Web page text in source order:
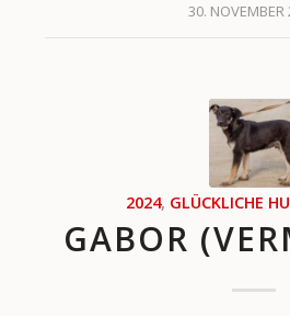
30. NOVEMBER
2024, GLÜCKLICHE
GABOR